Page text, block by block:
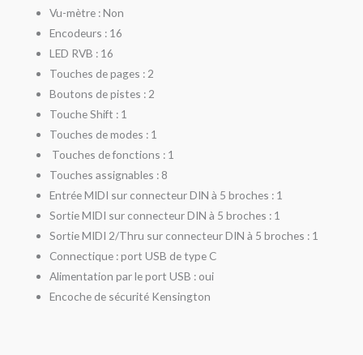
Vu-mètre : Non
Encodeurs : 16
LED RVB : 16
Touches de pages : 2
Boutons de pistes : 2
Touche Shift : 1
Touches de modes : 1
Touches de fonctions : 1
Touches assignables : 8
Entrée MIDI sur connecteur DIN à 5 broches : 1
Sortie MIDI sur connecteur DIN à 5 broches : 1
Sortie MIDI 2/Thru sur connecteur DIN à 5 broches : 1
Connectique : port USB de type C
Alimentation par le port USB : oui
Encoche de sécurité Kensington